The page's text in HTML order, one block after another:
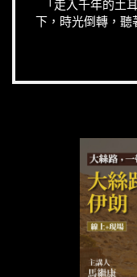
「走入千年的土
下，時光倒轉，聽